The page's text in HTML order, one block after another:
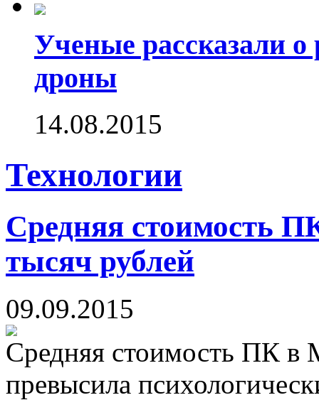
Ученые рассказали о
дроны
14.08.2015
Технологии
Средняя стоимость
тысяч рублей
09.09.2015
Средняя стоимость ПК в
превысила